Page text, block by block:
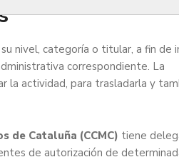
nivel, categoría o titular, a fin de
correspondiente. La
la actividad, para trasladarla y
de Cataluña (CCMC) tiene
de autorización de